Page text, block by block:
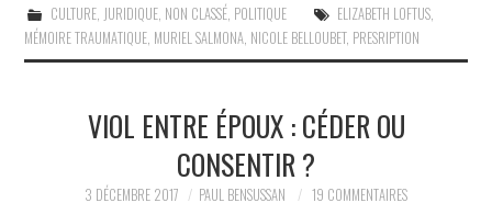
CULTURE, JURIDIQUE, NON CLASSÉ, POLITIQUE ELIZABETH LOFTUS,
MÉMOIRE TRAUMATIQUE, MURIEL SALMONA, NICOLE BELLOUBET, PRESRIPTION
VIOL ENTRE ÉPOUX : CÉDER OU
CONSENTIR ?
3 DÉCEMBRE 2017 PAUL BENSUSSAN 19 COMMENTAIRES